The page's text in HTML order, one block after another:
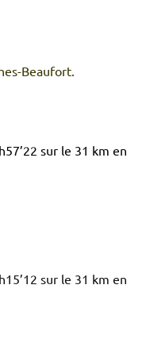
Beaufort.
sur le 31 km en
sur le 31 km en